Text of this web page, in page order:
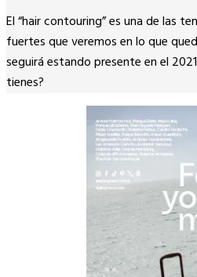
Copy
Link
El “hair contouring” es una de las
fuertes que veremos en lo que
seguirá estando presente en el
tienes?